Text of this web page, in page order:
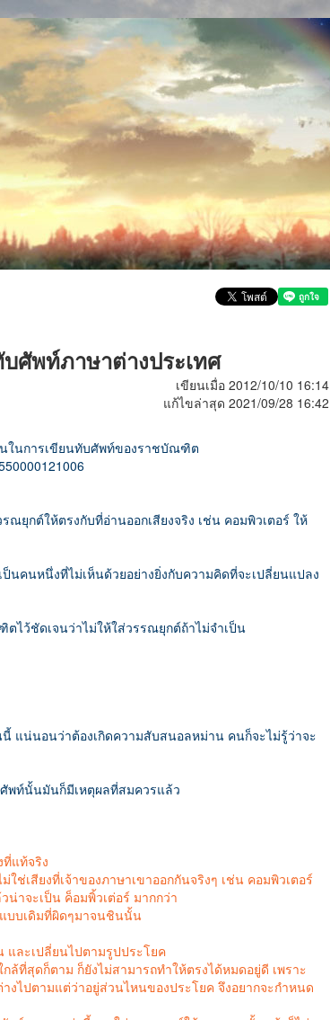
ศัพท์ภาษาต่างประเทศ
เขียนเมื่อ 2012/10/10 16:14
แก้ไขล่าสุด 2021/09/28 16:42
นในการเขียนทับศัพท์ของราชบัณฑิต
ยุกต์ให้ตรงกับที่อ่านออกเสียงจริง เช่น คอมพิวเตอร์ ให้
นคนหนึ่งที่ไม่เห็นด้วยอย่างยิ่งกับความคิดที่จะเปลี่ยนแปลง
ไว้ชัดเจนว่าไม่ให้ใส่วรรณยุกต์ถ้าไม่จำเป็น
แน่นอนว่าต้องเกิดความสับสนอลหม่าน คนก็จะไม่รู้ว่าจะ
พท์นั้นมันก็มีเหตุผลที่สมควรแล้ว
แท้จริง
เสียงที่เจ้าของภาษาเขาออกกันจริงๆ เช่น คอมพิวเตอร์
น่าจะเป็น ค็อมพิ้วเต่อร์ มากกว่า
บบเดิมที่ผิดๆมาจนชินนั้น
และเปลี่ยนไปตามรูปประโยค
ล้ที่สุดก็ตาม ก็ยังไม่สามารถทำให้ตรงได้หมดอยู่ดี เพราะ
ไปตามแต่ว่าอยู่ส่วนไหนของประโยค จึงอยากจะกำหนด